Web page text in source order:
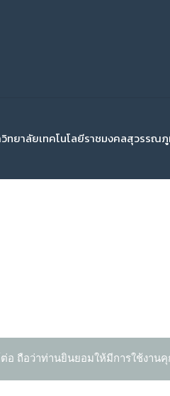
ทยาลัยเทคโนโลยีราชมงคลสุวรรณ
อ ถือว่าท่านยินยอมให้มีการใช้งาน